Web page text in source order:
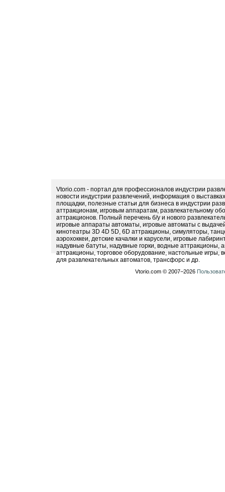
Vtorio.com - портал для профессионалов индустрии
новости индустрии развлечений, информация о
площадки, полезные статьи для бизнеса в индустрии
аттракционам, игровым аппаратам, развлекательному
аттракционов. Полный перечень б/у и нового
игровые аппараты автоматы, игровые автоматы с
кинотеатры 3D 4D 5D, 6D аттракционы, симуляторы,
аэрохоккеи, детские качалки и карусели, игровые
надувные батуты, надувные горки, водные
аттракционы, торговое оборудование, настольные игры,
для развлекательных автоматов, трансфорс и др.
Vtorio.com © 2007−2026